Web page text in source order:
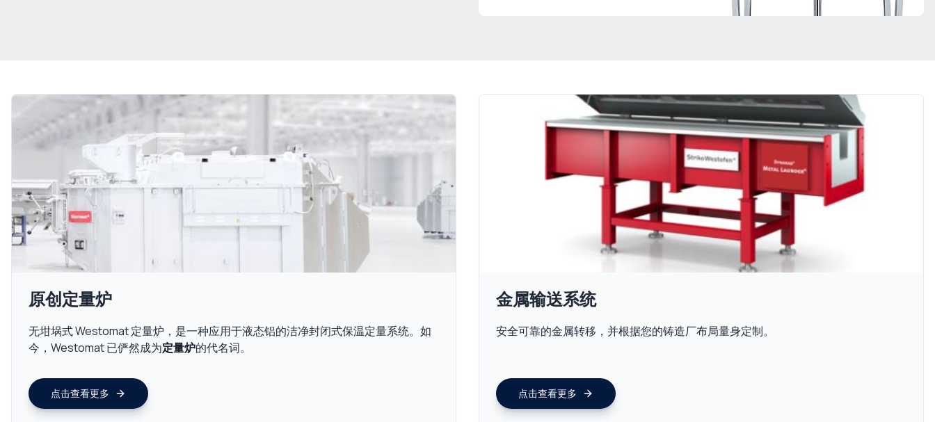
原创定量炉
无坩埚式 Westomat 定量炉，是一种应用于液态铝的洁净封闭式保温定量系统。如
今，Westomat 已俨然成为定量炉的代名词。
点击查看更多
金属输送系统
安全可靠的金属转移，并根据您的铸造厂布局量身定制。
点击查看更多